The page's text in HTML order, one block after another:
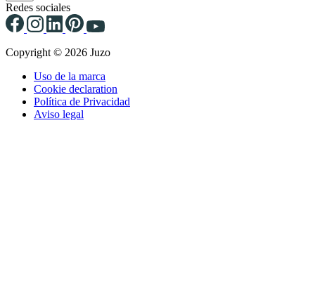
Redes sociales
Copyright © 2026 Juzo
Uso de la marca
Cookie declaration
Política de Privacidad
Aviso legal